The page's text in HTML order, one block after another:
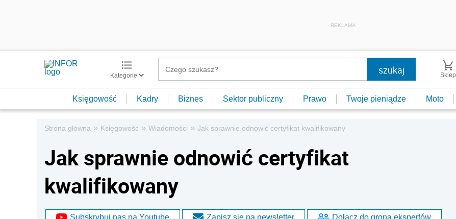
REKLAMA
Kategorie Sklep
Księgowość Kadry Biznes Sektor publiczny Prawo Twoje pieniądze Moto
Strona główna » Księgowość » Wiadomości » Jak sprawnie odnowić certyfikat kwalifikowany
Jak sprawnie odnowić certyfikat
kwalifikowany
Subskrybuj nas na Youtube Zapisz się na newsletter Dołącz do grona ekspertów